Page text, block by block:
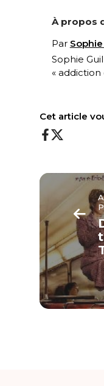
À propos
Par
Sophie
« addiction
Cet article